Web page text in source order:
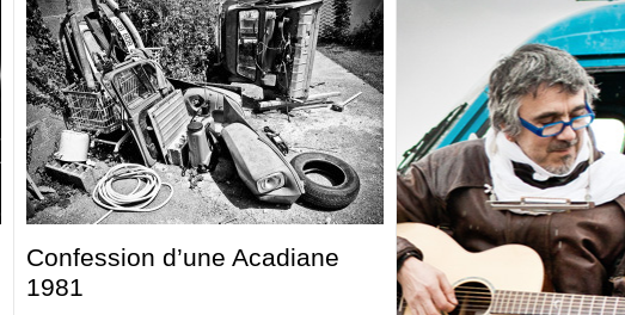
Confession d’une Acadiane
1981